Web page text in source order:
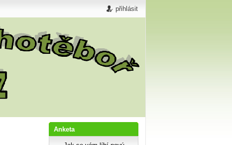
přihlásit
Anketa